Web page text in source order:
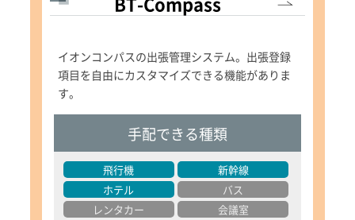
イオンコンパスの出張管理システム。出張登録
項目を自由にカスタマイズできる機能がありま
す。
手配できる種類
飛行機
新幹線
ホテル
バス
レンタカー
会議室